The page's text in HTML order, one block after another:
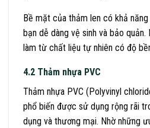
Bề mặt của thảm len có khả
bạn dễ dàng vệ sinh và bảo
làm từ chất liệu tự nhiên có độ
4.2 Thảm nhựa PVC
Thảm nhựa PVC (Polyvinyl
phổ biến được sử dụng rộng rãi
dụng và thương mại. Nhờ những